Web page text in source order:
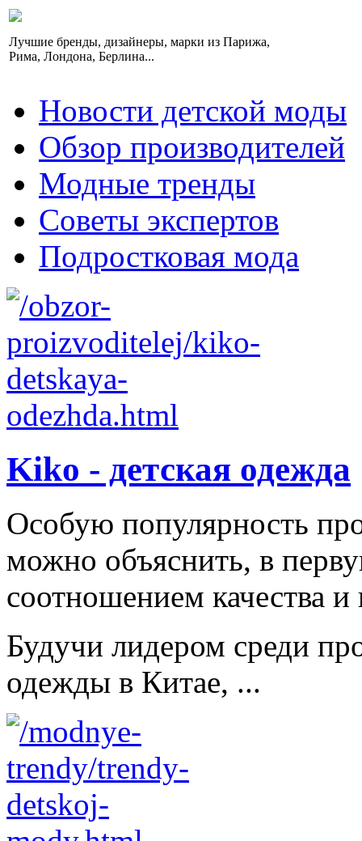
Лучшие бренды, дизайнеры, марки из Парижа,
Рима, Лондона, Берлина...
Новости детской моды
Обзор производителей
Модные тренды
Советы экспертов
Подростковая мода
Kiko - детская одежда
Особую популярность
можно объяснить, в
соотношением качества
Будучи лидером среди
одежды в Китае, ...